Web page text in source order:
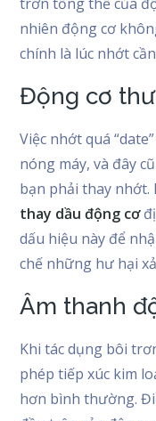
nhiên động cơ
chính là lúc nhớt
Động cơ
Việc nhớt quá
nóng máy, và đây
bạn phải thay nhớt.
thay dầu động cơ
dấu hiệu này để
chế những hư hại
Âm thanh
Khi tác dụng bôi
phép tiếp xúc kim
hơn bình thường.